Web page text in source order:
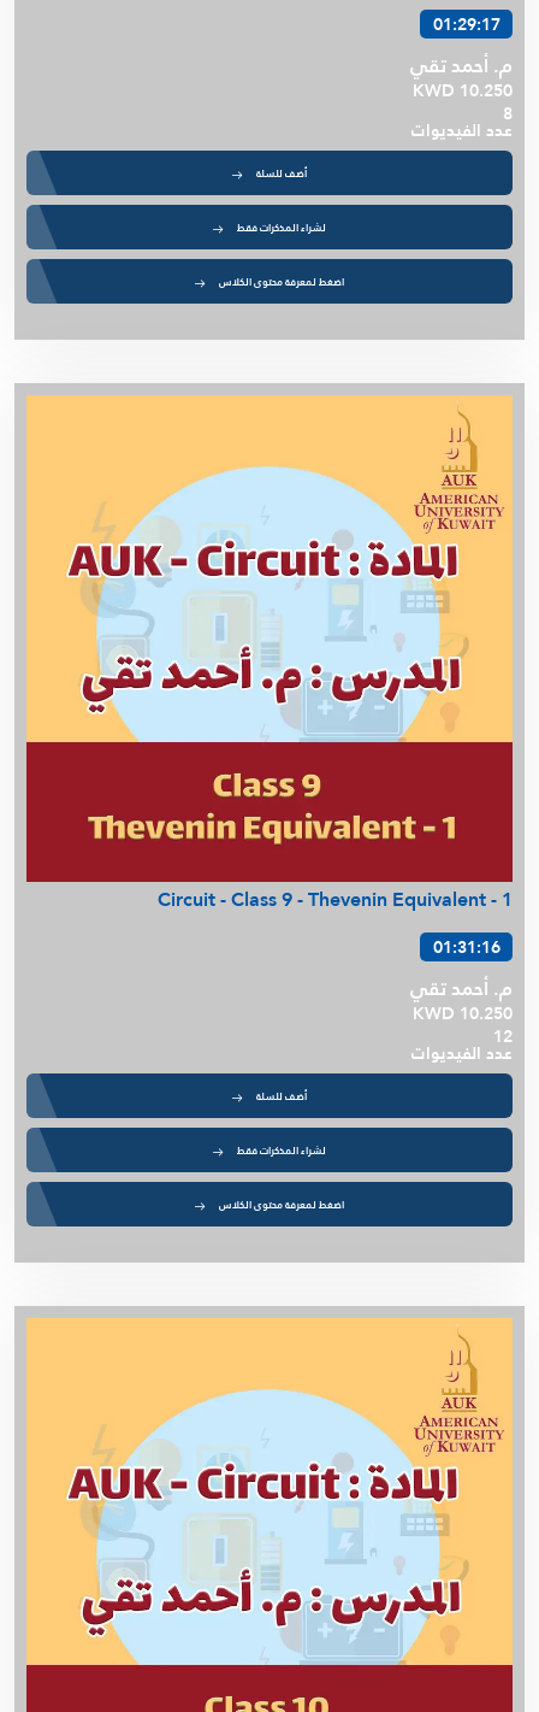
01:29:17
م. أحمد تقي
KWD 10.250
8
عدد الفيديوات
أضف للسلة
لشراء المذكرات فقط
اضغط لمعرفة محتوى الكلاس
Circuit - Class 9 - Thevenin Equivalent - 1
01:31:16
م. أحمد تقي
KWD 10.250
12
عدد الفيديوات
أضف للسلة
لشراء المذكرات فقط
اضغط لمعرفة محتوى الكلاس